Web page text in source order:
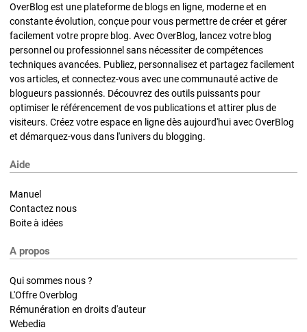
OverBlog est une plateforme de blogs en ligne, moderne et en
constante évolution, conçue pour vous permettre de créer et gérer
facilement votre propre blog. Avec OverBlog, lancez votre blog
personnel ou professionnel sans nécessiter de compétences
techniques avancées. Publiez, personnalisez et partagez facilement
vos articles, et connectez-vous avec une communauté active de
blogueurs passionnés. Découvrez des outils puissants pour
optimiser le référencement de vos publications et attirer plus de
visiteurs. Créez votre espace en ligne dès aujourd'hui avec OverBlog
et démarquez-vous dans l'univers du blogging.
Aide
Manuel
Contactez nous
Boite à idées
A propos
Qui sommes nous ?
L'Offre Overblog
Rémunération en droits d'auteur
Webedia